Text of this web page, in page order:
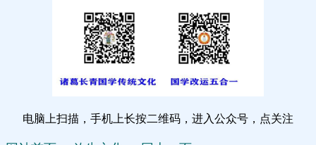
电脑上扫描，手机上长按二维码，进入公众号，点关注